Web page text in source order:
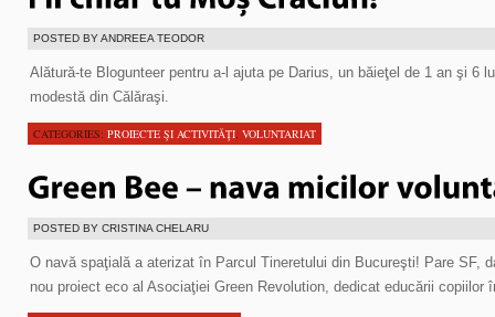
POSTED BY ANDREEA TEODOR
Alătură-te Blogunteer pentru a-l ajuta pe Darius, un băieţel de 1 an şi 6
modestă din Călăraşi.
CATEGORIES: PROIECTE ŞI ACTIVITĂŢI, VOLUNTARIAT
POSTED BY CRISTINA CHELARU
O navă spaţială a aterizat în Parcul Tineretului din Bucureşti! Pare SF,
nou proiect eco al Asociaţiei Green Revolution, dedicat educării copiilor